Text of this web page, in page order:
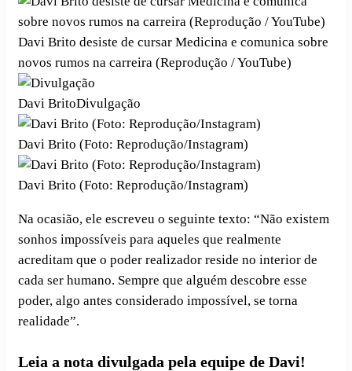
Davi Brito desiste de cursar Medicina e comunica sobre
novos rumos na carreira (Reprodução / YouTube)
Davi BritoDivulgação
Davi Brito (Foto: Reprodução/Instagram)
Davi Brito (Foto: Reprodução/Instagram)
Na ocasião, ele escreveu o seguinte texto: “Não existem
sonhos impossíveis para aqueles que realmente
acreditam que o poder realizador reside no interior de
cada ser humano. Sempre que alguém descobre esse
poder, algo antes considerado impossível, se torna
realidade”.
Leia a nota divulgada pela equipe de Davi!